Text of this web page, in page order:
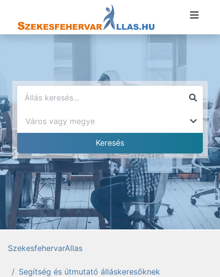
SzekesfehervarAllas
Segítség és útmutató álláskeresőknek